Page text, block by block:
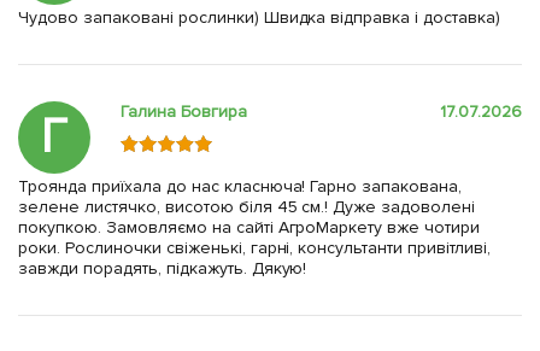
Чудово запаковані рослинки) Швидка відправка і доставка)
Г Галина Бовгира 17.07.2026
Троянда приїхала до нас класнюча! Гарно запакована,
зелене листячко, висотою біля 45 см.! Дуже задоволені
покупкою. Замовляємо на сайті АгроМаркету вже чотири
роки. Рослиночки свіженькі, гарні, консультанти привітливі,
завжди порадять, підкажуть. Дякую!